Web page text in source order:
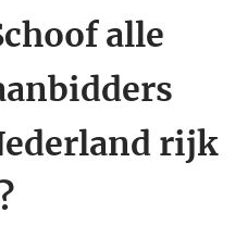
alle
rijk